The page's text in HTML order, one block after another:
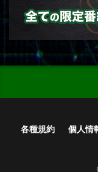
各種規約 個人情